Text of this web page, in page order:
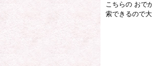
こちらの おで
索できるので